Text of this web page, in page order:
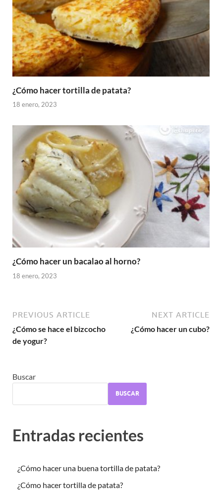
¿Cómo hacer tortilla de patata?
18 enero, 2023
¿Cómo hacer un bacalao al horno?
18 enero, 2023
PREVIOUS ARTICLE
¿Cómo se hace el bizcocho
de yogur?
NEXT ARTICLE
¿Cómo hacer un cubo?
Buscar
BUSCAR
Entradas recientes
¿Cómo hacer una buena tortilla de patata?
¿Cómo hacer tortilla de patata?